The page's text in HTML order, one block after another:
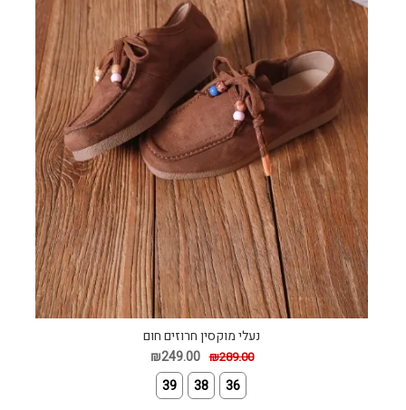
נעלי מוקסין חרוזים חום
₪289.00
₪249.00
36
38
39